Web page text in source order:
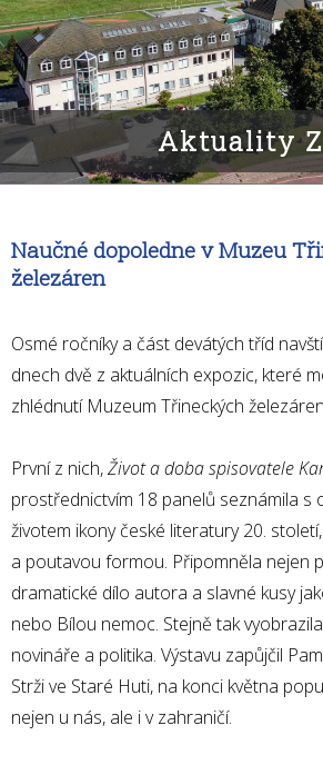
Školní poradenské pracoviště
Učitelé základní školy
Projekty
Kalendář akcí
Organizace školního roku
Fotogalerie ZŠ
Aktuality
Naučné dopoledne v Muzeu
železáren
Osmé ročníky a část devátých tříd
dnech dvě z aktuálních expozic, které
zhlédnutí Muzeum Třineckých
První z nich,Život a doba spisovatele
prostřednictvím 18 panelů seznámila s
životem ikony české literatury 20.
a poutavou formou. Připomněla nejen
dramatické dílo autora a slavné kusy
nebo Bílou nemoc. Stejně tak
novináře a politika. Výstavu zapůjčil
Strži ve Staré Huti, na konci května
nejen u nás, ale i v zahraničí.